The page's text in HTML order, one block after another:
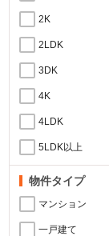
2K
2LDK
3DK
4K
4LDK
5LDK以上
物件タイプ
マンション
一戸建て